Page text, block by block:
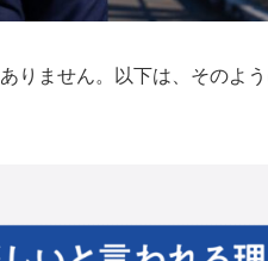
りません。以下は、そのよ